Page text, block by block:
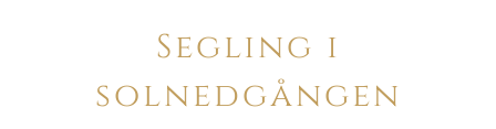
Segling i
solnedgången